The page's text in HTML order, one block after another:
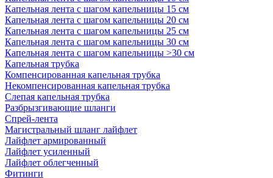
Капельная лента с шагом капельницы 15 см
Капельная лента с шагом капельницы 20 см
Капельная лента с шагом капельницы 25 см
Капельная лента с шагом капельницы 30 см
Капельная лента с шагом капельницы >30 см
Капельная трубка
Компенсированная капельная трубка
Некомпенсированная капельная трубка
Слепая капельная трубка
Разбрызгивающие шланги
Спрей-лента
Магистральный шланг лайфлет
Лайфлет армированный
Лайфлет усиленный
Лайфлет облегченный
Фитинги